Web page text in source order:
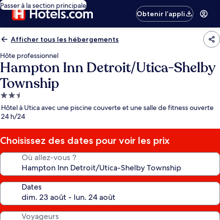
Passer à la section principale
Obtenir l’appli
Afficher tous les hébergements
Hôte professionnel
Hampton Inn Detroit/Utica-Shelby
Township
Hébergement
2.5 étoiles
Hôtel à Utica avec une piscine couverte et une salle de fitness ouverte
24 h/24
Choisissez des dates pour voir les prix
Où allez-vous ?
Dates
Voyageurs